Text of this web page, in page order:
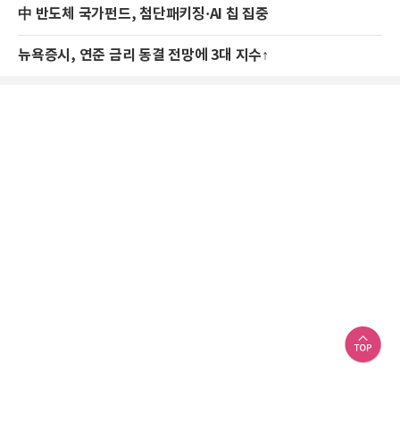
中 반도체 국가펀드, 첨단패키징·AI 칩 집중
뉴욕증시, 연준 금리 동결 전망에 3대 지수↑